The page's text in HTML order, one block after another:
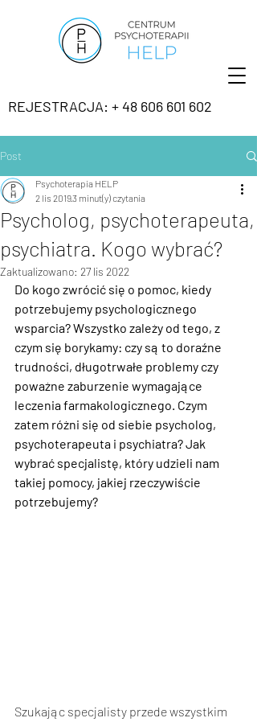
REJESTRACJA: + 48 606 601 602
Post
Psycholog, psychoterapeuta,
psychiatra. Kogo wybrać?
Psychoterapia HELP
2 lis 20193 minut(y) czytania
Zaktualizowano: 27 lis 2022
Do kogo zwrócić się o pomoc, kiedy
potrzebujemy psychologicznego
wsparcia? Wszystko zależy od tego, z
czym się borykamy: czy są to doraźne
trudności, długotrwałe problemy czy
poważne zaburzenie wymagające
leczenia farmakologicznego. Czym
zatem różni się od siebie psycholog,
psychoterapeuta i psychiatra? Jak
wybrać specjalistę, który udzieli nam
takiej pomocy, jakiej rzeczywiście
potrzebujemy?
Szukając specjalisty przede wszystkim